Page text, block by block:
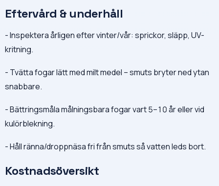
Eftervård & underhåll
- Inspektera årligen efter vinter/vår: sprickor, släpp, UV-
kritning.
- Tvätta fogar lätt med milt medel – smuts bryter ned ytan
snabbare.
- Bättringsmåla målningsbara fogar vart 5–10 år eller vid
kulörblekning.
- Håll ränna/droppnäsa fri från smuts så vatten leds bort.
Kostnadsöversikt